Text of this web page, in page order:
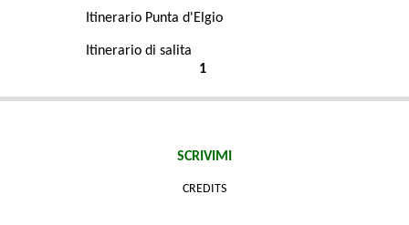
Itinerario Punta d'Elgio
Itinerario di salita
1
SCRIVIMI
CREDITS